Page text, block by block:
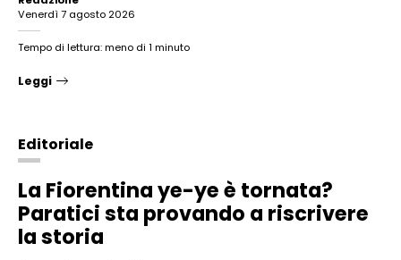
venerdì 7 agosto 2026
Tempo di lettura: meno di 1 minuto
Leggi
Editoriale
La Fiorentina ye-ye è tornata?
Paratici sta provando a riscrivere
la storia